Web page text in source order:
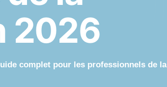
2026
complet pour les professionnels de la